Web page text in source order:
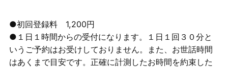
●初回登録料 1,200円
●１日１時間からの受付になります。１日１回３０分と
いうご予約はお受けしておりません。また、お世話時間
はあくまで目安です。正確に計測したお時間を約束した